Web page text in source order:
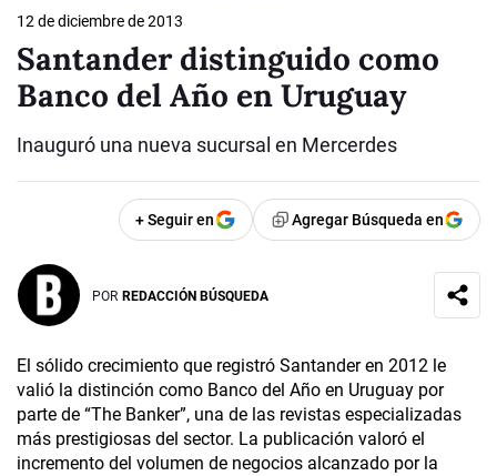
12 de diciembre de 2013
Santander distinguido como
Banco del Año en Uruguay
Inauguró una nueva sucursal en Mercerdes
+ Seguir en Agregar Búsqueda en
POR REDACCIÓN BÚSQUEDA
El sólido crecimiento que registró Santander en 2012 le
valió la distinción como Banco del Año en Uruguay por
parte de “The Banker”, una de las revistas especializadas
más prestigiosas del sector. La publicación valoró el
incremento del volumen de negocios alcanzado por la